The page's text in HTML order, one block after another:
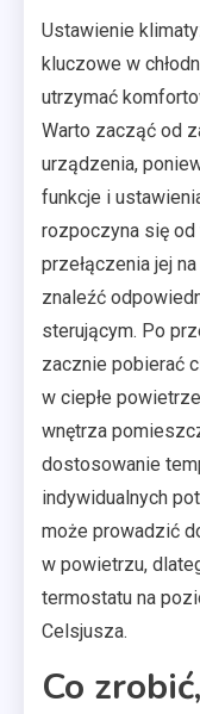
Ustawienie
kluczowe w
utrzymać
Warto zacząć od
urządzenia,
funkcje i
rozpoczyna się od
przełączenia jej
znaleźć
sterującym. Po
zacznie pobierać
w ciepłe
wnętrza
dostosowanie
indywidualnych
może prowadzić
w powietrzu,
termostatu na
Celsjusza.
Co